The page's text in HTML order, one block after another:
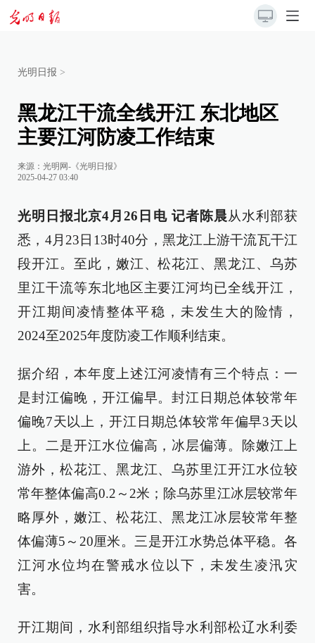
光明日报 >
黑龙江干流全线开江 东北地区
主要江河防凌工作结束
来源： 光明网-《光明日报》
2025-04-27 03:40
光明日报北京4月26日电 记者陈晨从水利部获
悉，4月23日13时40分，黑龙江上游干流瓦干江
段开江。至此，嫩江、松花江、黑龙江、乌苏
里江干流等东北地区主要江河均已全线开江，
开江期间凌情整体平稳，未发生大的险情，
2024至2025年度防凌工作顺利结束。
据介绍，本年度上述江河凌情有三个特点：一
是封江偏晚，开江偏早。封江日期总体较常年
偏晚7天以上，开江日期总体较常年偏早3天以
上。二是开江水位偏高，冰层偏薄。除嫩江上
游外，松花江、黑龙江、乌苏里江开江水位较
常年整体偏高0.2～2米；除乌苏里江冰层较常年
略厚外，嫩江、松花江、黑龙江冰层较常年整
体偏薄5～20厘米。三是开江水势总体平稳。各
江河水位均在警戒水位以下，未发生凌汛灾
害。
开江期间，水利部组织指导水利部松辽水利委